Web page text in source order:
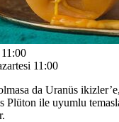
11:00
da Uranüs
Plüton ile uyumlu